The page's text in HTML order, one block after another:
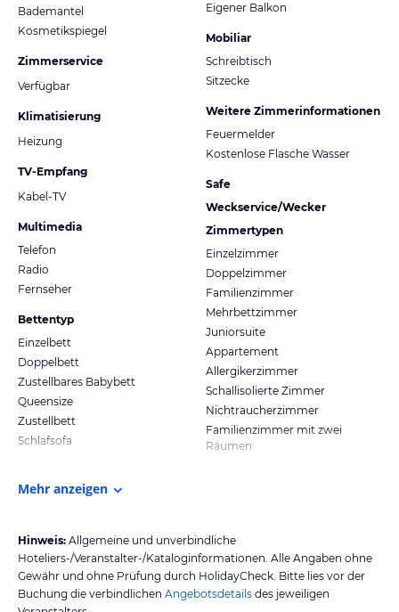
Bademantel
Kosmetikspiegel
Zimmerservice
Verfügbar
Klimatisierung
Heizung
TV-Empfang
Kabel-TV
Multimedia
Telefon
Radio
Fernseher
Bettentyp
Einzelbett
Doppelbett
Zustellbares Babybett
Queensize
Zustellbett
Schlafsofa
Eigener Balkon
Mobiliar
Schreibtisch
Sitzecke
Weitere Zimmerinformationen
Feuermelder
Kostenlose Flasche Wasser
Safe
Weckservice/Wecker
Zimmertypen
Einzelzimmer
Doppelzimmer
Familienzimmer
Mehrbettzimmer
Juniorsuite
Appartement
Allergikerzimmer
Schallisolierte Zimmer
Nichtraucherzimmer
Familienzimmer mit zwei
Räumen
Mehr anzeigen
Hinweis: Allgemeine und unverbindliche
Hoteliers-/Veranstalter-/Kataloginformationen. Alle Angaben ohne
Gewähr und ohne Prüfung durch HolidayCheck. Bitte lies vor der
Buchung die verbindlichen Angebotsdetails des jeweiligen